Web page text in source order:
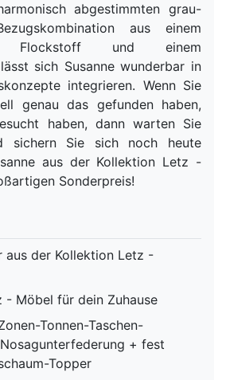
abgestimmten grau-
aus einem
Flockstoff und einem
sich Susanne wunderbar in
integrieren. Wenn Sie
genau das gefunden haben,
haben, dann warten Sie
sichern Sie sich noch heute
aus der Kollektion Letz -
Sonderpreis!
aus der Kollektion Letz -
- Möbel für dein Zuhause
Tonnen-Taschen-
+ fest
Topper